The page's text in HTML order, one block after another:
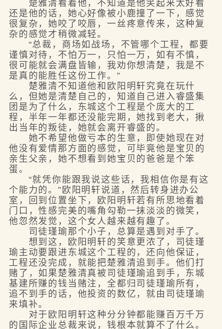
楚雅清看着他，不知道是他笑起来太好看
还是他的话，她心好像被小鹿撞了一下，感觉
很复杂，她咬了咬唇，一丝疼意传来，这种复
杂的感觉才稍微减轻。
“总裁，商场如战场，不管哪个工程，都要
谨慎对待，不怕万一，只怕一万，如有不慎，
很可能就会满盘皆输，我劝你想清楚，我是不
是真的能胜任这份工作。”
楚雅清不知道他和欧阳明轩究竟在玩什
么，但她是清楚自己的，知道自己进入睿盛集
团是为了什么，东城这个工程是个庞大的工
程，半年一年都还没能完期，她找到老大，揪
出当年的叛徒，她就会离开睿盛的。
她不希望他做亏本的生意，即使她现在对
他没有爱情那方面的感觉，可毕竟他是宝贝的
亲生父亲，她不想看到她宝贝的爸爸是个笨
蛋。
“就凭你能跟我说这些话，我相信你是有这
个能力的。”欧阳明轩说道，然后转身进办公
室，回到位置坐下，欧阳明轩若有所思地看着
门口，性感完美的嘴角勾勒一抹淡淡的微笑，
他忽然发觉，这个女人越来越有趣了。
司徒瑾瑜那个小子，总算是遇到对手了。
想到这，欧阳明轩的笑意更浓了，司徒瑾
瑜主动要跟进东城这个工程的，还向他保证，
工程还没完成，就能把楚雅清追到手。他们打
赌了，如果楚雅清真被司徒瑾瑜追到手，东城
基建所赚的钱当赌注，全都归司徒瑾瑜所有，
追不到手的话，他投资的数亿，就由司徒瑾瑜
来填补。
对于欧阳明轩这种分分钟都能赚百万千万
的国际企业总裁来说，钱根本就算不了什么。